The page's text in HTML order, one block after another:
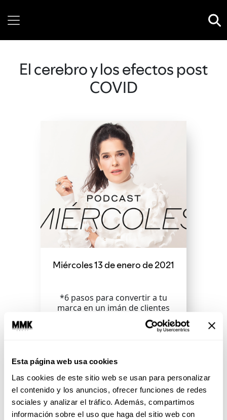
Esta página web usa cookies
Las cookies de este sitio web se usan para personalizar
el contenido y los anuncios, ofrecer funciones de redes
sociales y analizar el tráfico. Además, compartimos
información sobre el uso que haga del sitio web con
El cerebro y los efectos post
COVID
Miércoles 13 de enero de 2021
*6 pasos para convertir a tu
marca en un imán de clientes
*bbmundo: ¿Cómo estimular
nuevos propósitos en tus hijos?...
SEGUIR LEYENDO